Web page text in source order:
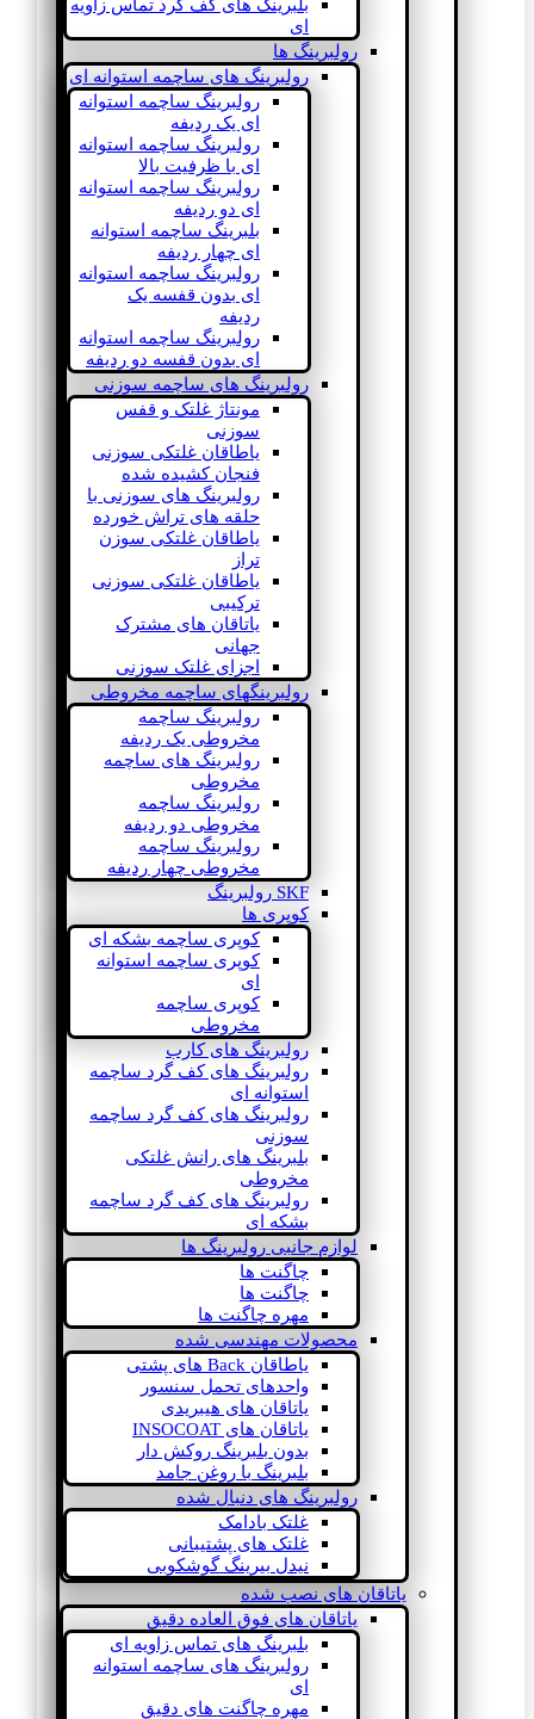
بلبرینگ های کف گرد تماس زاویه
ای
رولبرینگ ها
رولبرینگ های ساچمه استوانه ای
رولبرینگ ساچمه استوانه
ای یک ردیفه
رولبرینگ ساچمه استوانه
ای با ظرفیت بالا
رولبرینگ ساچمه استوانه
ای دو ردیفه
بلبرینگ ساچمه استوانه
ای چهار ردیفه
رولبرینگ ساچمه استوانه
ای بدون قفسه یک
ردیفه
رولبرینگ ساچمه استوانه
ای بدون قفسه دو ردیفه
رولبرینگ های ساچمه سوزنی
مونتاژ غلتک و قفس
سوزنی
یاطاقان غلتکی سوزنی
فنجان کشیده شده
رولبرینگ های سوزنی با
حلقه های تراش خورده
یاطاقان غلتکی سوزن
تراز
یاطاقان غلتکی سوزنی
ترکیبی
یاتاقان های مشترک
جهانی
اجزای غلتک سوزنی
رولبرینگهای ساچمه مخروطی
رولبرینگ ساچمه
مخروطی یک ردیفه
رولبرینگ های ساچمه
مخروطی
رولبرینگ ساچمه
مخروطی دو ردیفه
رولبرینگ ساچمه
مخروطی چهار ردیفه
SKF رولبرینگ
کوپری ها
کوپری ساچمه بشکه ای
کوپری ساچمه استوانه
ای
کوپری ساچمه
مخروطی
رولبرینگ های کارب
رولبرینگ های کف گرد ساچمه
استوانه ای
رولبرینگ های کف گرد ساچمه
سوزنی
بلبرینگ های رانش غلتکی
مخروطی
رولبرینگ های کف گرد ساچمه
بشکه ای
لوازم جانبی رولبرینگ ها
چاگنت ها
چاگنت ها
مهره چاگنت ها
محصولات مهندسی شده
یاطاقان Back های پشتی
واحدهای تحمل سنسور
یاتاقان های هیبریدی
یاتاقان های INSOCOAT
بدون بلبرینگ روکش دار
بلبرینگ با روغن جامد
رولبرینگ های دنبال شده
غلتک بادامک
غلتک های پشتیبانی
نیدل بیرینگ گوشکوبی
یاتاقان های نصب شده
یاتاقان های فوق العاده دقیق
بلبرینگ های تماس زاویه ای
رولبرینگ های ساچمه استوانه
ای
مهره چاگنت های دقیق